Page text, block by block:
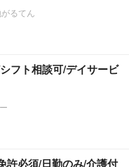
るてん
フト相談可/デイサービ
許必須/日勤のみ/介護付